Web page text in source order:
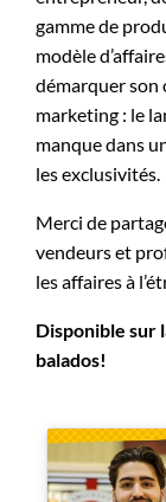
gamme de
modèle
démarquer son
marketing : le
manque dans
les exclusivités.
Merci de
vendeurs et
les affaires à
Disponible sur
balados!